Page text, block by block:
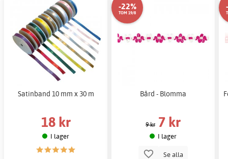
Satinband 10 mm x 30 m
18 kr
I lager
-22%
TOM 19/8
Bård - Blomma
9 kr 7 kr
I lager
Se alla